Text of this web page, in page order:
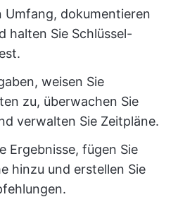
Umfang, dokumentieren
halten Sie Schlüssel-
weisen Sie
zu, überwachen Sie
verwalten Sie Zeitpläne.
Ergebnisse, fügen Sie
hinzu und erstellen Sie